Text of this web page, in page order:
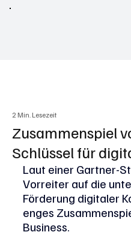
Zusammenspiel
Schlüssel für
2 Min. Lesezeit
Laut einer Gartner-
Vorreiter auf die
Förderung digitaler
enges
Business.